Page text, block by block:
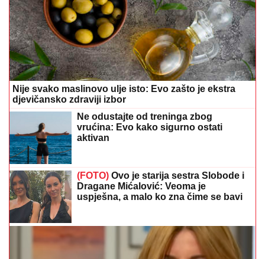
Nije svako maslinovo ulje isto: Evo zašto je ekstra
djevičansko zdraviji izbor
Ne odustajte od treninga zbog
vrućina: Evo kako sigurno ostati
aktivan
(FOTO) Ovo je starija sestra Slobode i
Dragane Mićalović: Veoma je
uspješna, a malo ko zna čime se bavi